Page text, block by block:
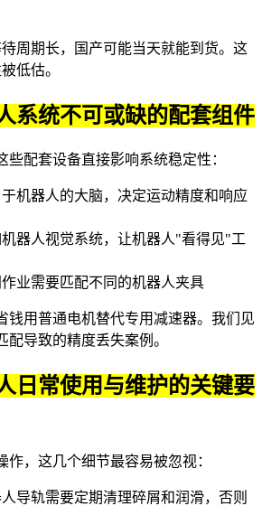
周期长，国产可能当天就能到货。这
低估。
系统不可或缺的配套组件
些配套设备直接影响系统稳定性：
于机器人的大脑，决定运动精度和响应
机器人视觉系统，让机器人"看得见"工
作业需要匹配不同的机器人夹具
钱用普通电机替代专用 减速器。我们见
导致的精度丢失案例。
日常使用与维护的关键要
作，这几个细节最容易被忽视：
导轨需要定期清理碎屑和润滑，否则